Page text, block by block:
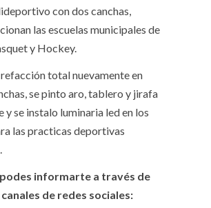
con dos canchas,
las escuelas municipales de
y Hockey.
total nuevamente en
se pinto aro, tablero y jirafa
y se instalo luminaria led en los
las practicas deportivas
informarte a través de
de redes sociales: